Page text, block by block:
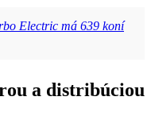
Electric má 639 koní
a distribúciou